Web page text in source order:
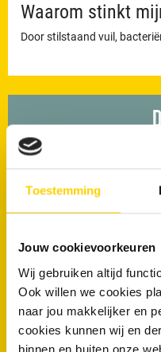
Toestemming
Jouw cookievoorkeuren
Wij gebruiken altijd
Ook willen we cookies
naar jou makkelijker en
cookies kunnen wij en
binnen en buiten onze
Waarom stinkt
Door stilstaand vuil,
Plan een afspraak online
088 - 030 13 13
Offerteaanvraag